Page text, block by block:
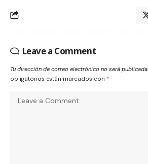
Leave a Comment
Tu dirección de correo electrónico no será publicada.
obligatorios están marcados con *